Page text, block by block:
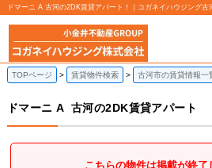
ドマーニ A 古河の2DK賃貸アパート！｜コガネイハウジング古
TOPページ 賃貸物件検索 古河市の賃貸情報一
ドマーニ A 古河の2DK賃貸アパート
こちらの物件は掲載が終了